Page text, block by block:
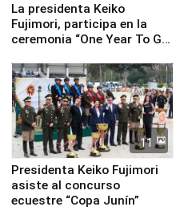
La presidenta Keiko
Fujimori, participa en la
ceremonia “One Year To Go
11
Presidenta Keiko Fujimori
asiste al concurso
ecuestre “Copa Junín”